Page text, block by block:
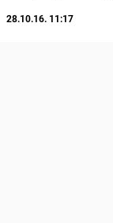
28.10.16. 11:17